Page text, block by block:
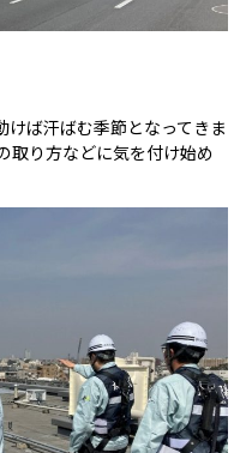
ば汗ばむ季節となってきま
取り方などに気を付け始め